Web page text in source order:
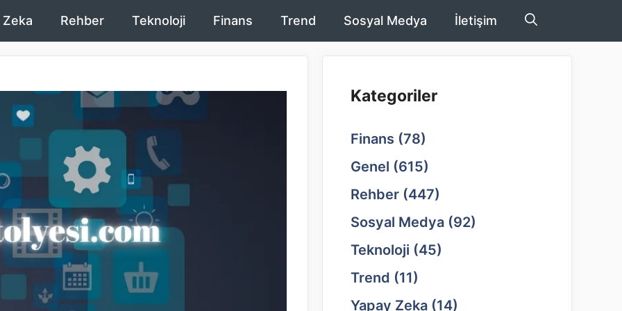
Zeka Rehber Teknoloji Finans Trend Sosyal Medya İletişim
Kategoriler
Finans (78)
Genel (615)
Rehber (447)
Sosyal Medya (92)
Teknoloji (45)
Trend (11)
Yapay Zeka (14)